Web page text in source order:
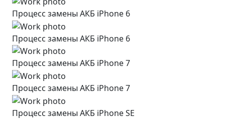
Процесс замены АКБ iPhone 6
Процесс замены АКБ iPhone 6
Процесс замены АКБ iPhone 7
Процесс замены АКБ iPhone 7
Процесс замены АКБ iPhone SE